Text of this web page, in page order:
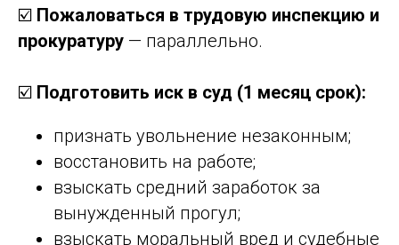
☑️ Пожаловаться в трудовую инспекцию и
прокуратуру — параллельно.
☑️ Подготовить иск в суд (1 месяц срок):
признать увольнение незаконным;
восстановить на работе;
взыскать средний заработок за
вынужденный прогул;
взыскать моральный вред и судебные